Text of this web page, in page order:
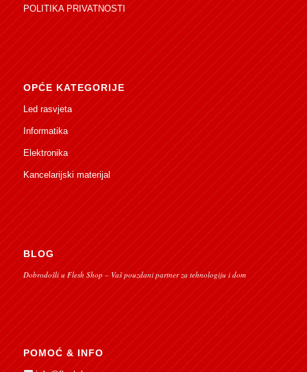
POLITIKA PRIVATNOSTI
OPĆE KATEGORIJE
Led rasvjeta
Informatika
Elektronika
Kancelarijski materijal
BLOG
Dobrodošli u Flesh Shop – Vaš pouzdani partner za tehnologiju i dom
POMOĆ & INFO